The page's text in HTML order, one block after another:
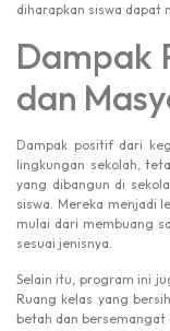
diharapkan siswa dapat
Dampak
dan
Dampak positif dari
lingkungan sekolah,
yang dibangun di
siswa. Mereka menjadi
mulai dari membuang
sesuai jenisnya.
Selain itu, program ini
Ruang kelas yang
betah dan bersemangat